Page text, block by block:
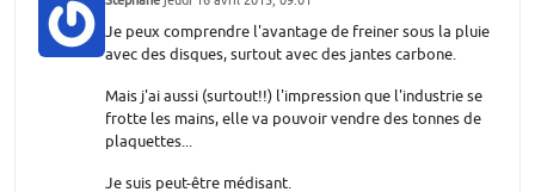
Je peux comprendre l'avantage de freiner sous la pluie
avec des disques, surtout avec des jantes carbone.
Mais j'ai aussi (surtout!!) l'impression que l'industrie se
frotte les mains, elle va pouvoir vendre des tonnes de
plaquettes...
Je suis peut-être médisant.